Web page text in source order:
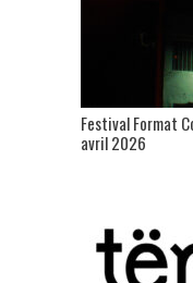
Festival Format
avril 2026